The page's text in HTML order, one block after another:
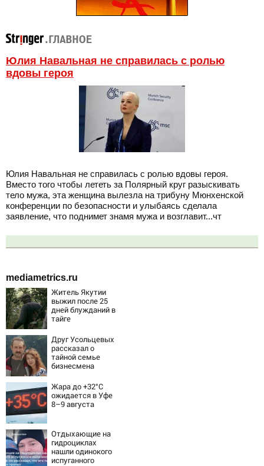
Юлия Навальная не справилась с ролью
вдовы героя
Юлия Навальная не справилась с ролью вдовы героя.
Вместо того чтобы лететь за Полярный круг разыскивать
тело мужа, эта женщина вылезла на трибуну Мюнхенской
конференции по безопасности и улыбаясь сделала
заявление, что поднимет знамя мужа и возглавит...чт
mediametrics.ru
Житель Якутии
выжил после 25
дней блужданий в
тайге
Друг Усольцевых
рассказал о
тайной семье
бизнесмена
Жара до +32°C
ожидается в Уфе
8–9 августа
Отдыхающие на
гидроциклах
нашли одинокого
испуганного